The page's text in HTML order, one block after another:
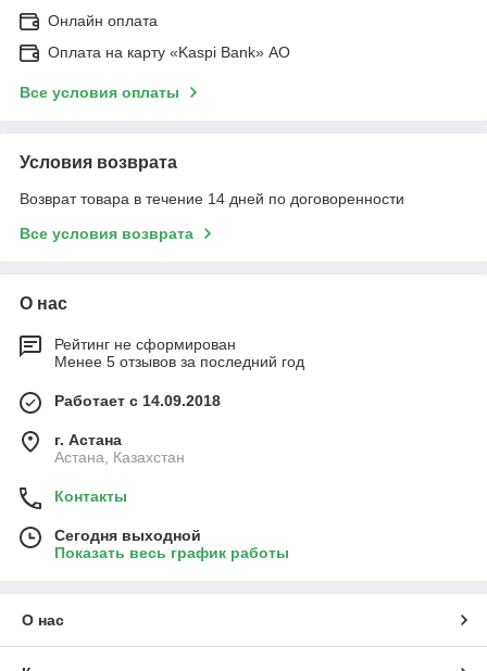
Онлайн оплата
Оплата на карту «Kaspi Bank» АО
Все условия оплаты
Условия возврата
Возврат товара в течение 14 дней по договоренности
Все условия возврата
О нас
Рейтинг не сформирован
Менее 5 отзывов за последний год
Работает с 14.09.2018
г. Астана
Астана, Казахстан
Контакты
Сегодня выходной
Показать весь график работы
О нас